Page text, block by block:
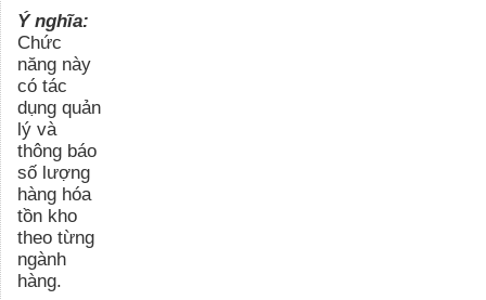
Ý nghĩa:
Chức
năng này
có tác
dụng quản
lý và
thông báo
số lượng
hàng hóa
tồn kho
theo từng
ngành
hàng.